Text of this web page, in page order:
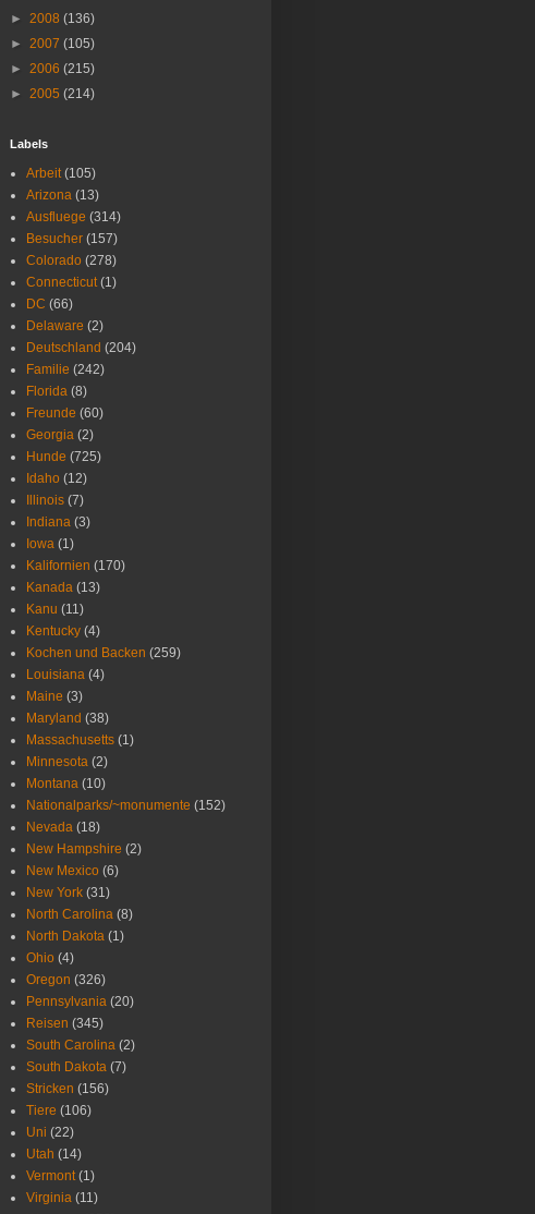
► 2008 (136)
► 2007 (105)
► 2006 (215)
► 2005 (214)
Labels
Arbeit (105)
Arizona (13)
Ausfluege (314)
Besucher (157)
Colorado (278)
Connecticut (1)
DC (66)
Delaware (2)
Deutschland (204)
Familie (242)
Florida (8)
Freunde (60)
Georgia (2)
Hunde (725)
Idaho (12)
Illinois (7)
Indiana (3)
Iowa (1)
Kalifornien (170)
Kanada (13)
Kanu (11)
Kentucky (4)
Kochen und Backen (259)
Louisiana (4)
Maine (3)
Maryland (38)
Massachusetts (1)
Minnesota (2)
Montana (10)
Nationalparks/~monumente (152)
Nevada (18)
New Hampshire (2)
New Mexico (6)
New York (31)
North Carolina (8)
North Dakota (1)
Ohio (4)
Oregon (326)
Pennsylvania (20)
Reisen (345)
South Carolina (2)
South Dakota (7)
Stricken (156)
Tiere (106)
Uni (22)
Utah (14)
Vermont (1)
Virginia (11)